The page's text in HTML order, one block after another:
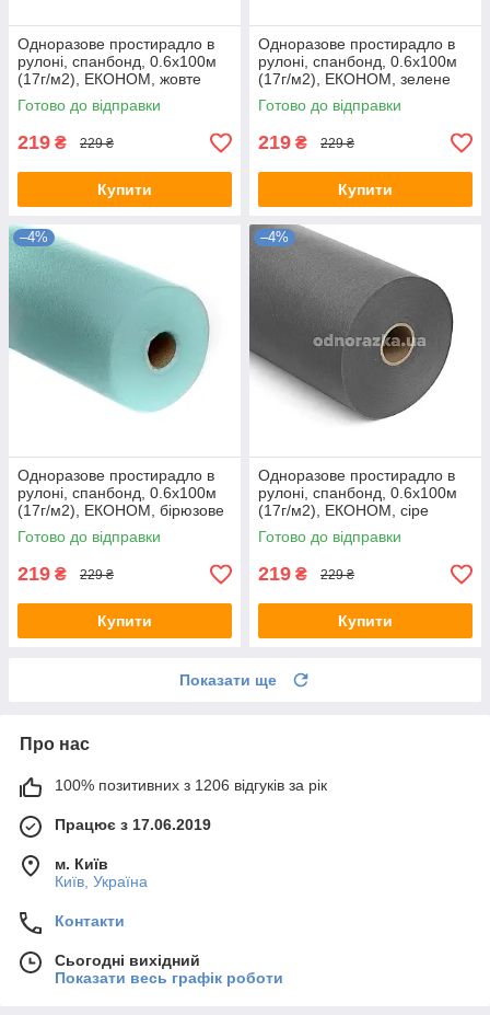
Одноразове простирадло в
рулоні, спанбонд, 0.6х100м
(17г/м2), ЕКОНОМ, жовте
Готово до відправки
219 ₴ 229 ₴
Купити
Одноразове простирадло в
рулоні, спанбонд, 0.6х100м
(17г/м2), ЕКОНОМ, зелене
Готово до відправки
219 ₴ 229 ₴
Купити
–4%
Одноразове простирадло в
рулоні, спанбонд, 0.6х100м
(17г/м2), ЕКОНОМ, бірюзове
Готово до відправки
219 ₴ 229 ₴
Купити
–4%
Одноразове простирадло в
рулоні, спанбонд, 0.6х100м
(17г/м2), ЕКОНОМ, сіре
Готово до відправки
219 ₴ 229 ₴
Купити
Показати ще
Про нас
100% позитивних з 1206 відгуків за рік
Працює з 17.06.2019
м. Київ
Київ, Україна
Контакти
Сьогодні вихідний
Показати весь графік роботи